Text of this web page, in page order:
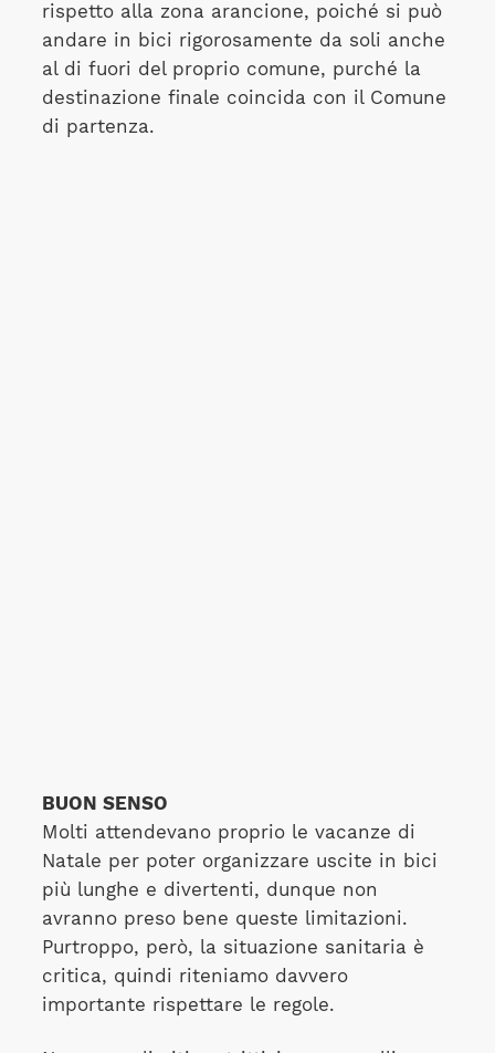
rispetto alla zona arancione, poiché si può
andare in bici rigorosamente da soli anche
al di fuori del proprio comune, purché la
destinazione finale coincida con il Comune
di partenza.
BUON SENSO
Molti attendevano proprio le vacanze di
Natale per poter organizzare uscite in bici
più lunghe e divertenti, dunque non
avranno preso bene queste limitazioni.
Purtroppo, però, la situazione sanitaria è
critica, quindi riteniamo davvero
importante rispettare le regole.